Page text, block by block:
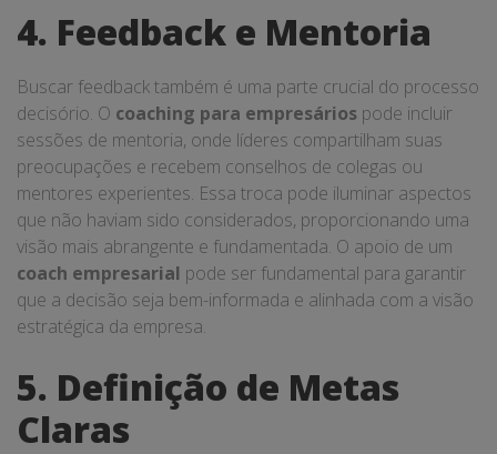
4. Feedback e Mentoria
Buscar feedback também é uma parte crucial do processo
decisório. O coaching para empresários pode incluir
sessões de mentoria, onde líderes compartilham suas
preocupações e recebem conselhos de colegas ou
mentores experientes. Essa troca pode iluminar aspectos
que não haviam sido considerados, proporcionando uma
visão mais abrangente e fundamentada. O apoio de um
coach empresarial pode ser fundamental para garantir
que a decisão seja bem-informada e alinhada com a visão
estratégica da empresa.
5. Definição de Metas
Claras